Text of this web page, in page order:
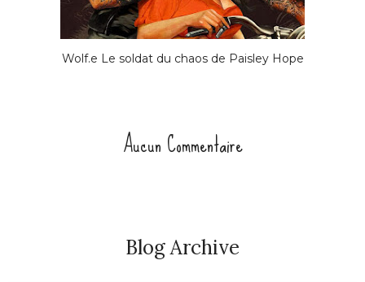
Wolf.e Le soldat du chaos de Paisley Hope
Aucun Commentaire
Blog Archive